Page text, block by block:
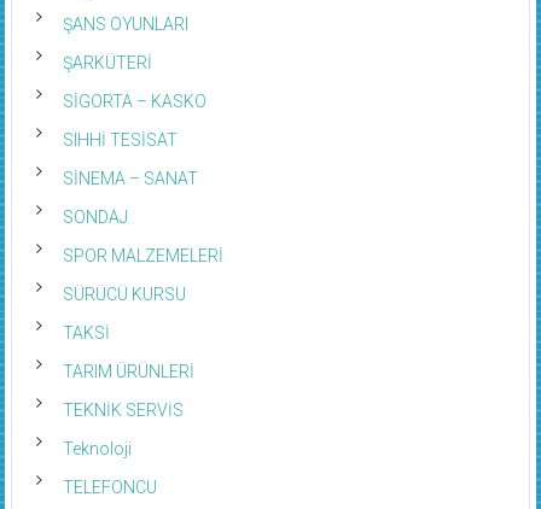
ŞANS OYUNLARI
ŞARKÜTERİ
SİGORTA – KASKO
SIHHİ TESİSAT
SİNEMA – SANAT
SONDAJ
SPOR MALZEMELERİ
SÜRÜCÜ KURSU
TAKSİ
TARIM ÜRÜNLERİ
TEKNİK SERVİS
Teknoloji
TELEFONCU